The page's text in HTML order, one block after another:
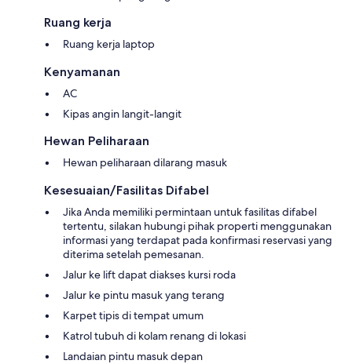
Ruang kerja
Ruang kerja laptop
Kenyamanan
AC
Kipas angin langit-langit
Hewan Peliharaan
Hewan peliharaan dilarang masuk
Kesesuaian/Fasilitas Difabel
Jika Anda memiliki permintaan untuk fasilitas difabel
tertentu, silakan hubungi pihak properti menggunakan
informasi yang terdapat pada konfirmasi reservasi yang
diterima setelah pemesanan.
Jalur ke lift dapat diakses kursi roda
Jalur ke pintu masuk yang terang
Karpet tipis di tempat umum
Katrol tubuh di kolam renang di lokasi
Landaian pintu masuk depan